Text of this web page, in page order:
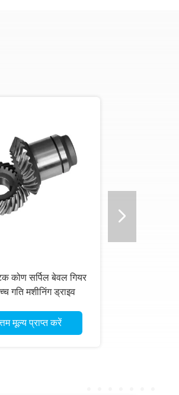
कोण सर्पिल बेवल गियर
गति मशीनिंग ड्राइव
मूल्य प्राप्त करें